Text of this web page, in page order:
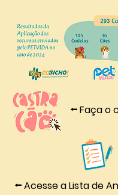
⭠ Faça o
⭠ Acesse a Lista de